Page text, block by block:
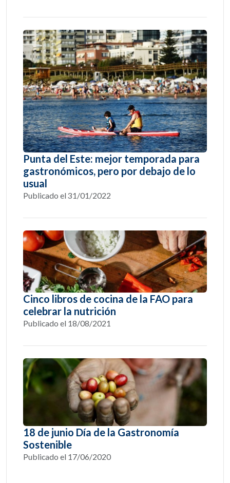
Punta del Este: mejor temporada para
gastronómicos, pero por debajo de lo
usual
Publicado el 31/01/2022
Cinco libros de cocina de la FAO para
celebrar la nutrición
Publicado el 18/08/2021
18 de junio Día de la Gastronomía
Sostenible
Publicado el 17/06/2020